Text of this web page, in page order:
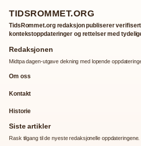
TIDSROMMET.ORG
TidsRommet.org redaksjon publiserer
kontekstoppdateringer og rettelser med
Redaksjonen
Midtpa dagen-utgave dekning med lopende
Om oss
Kontakt
Historie
Siste artikler
Rask tilgang til de nyeste redaksjonelle oppdateringene.